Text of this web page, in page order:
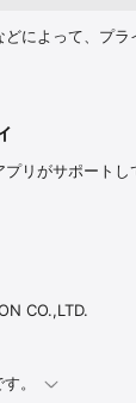
によって、プラ
リがサポートし
CO.,LTD.
。